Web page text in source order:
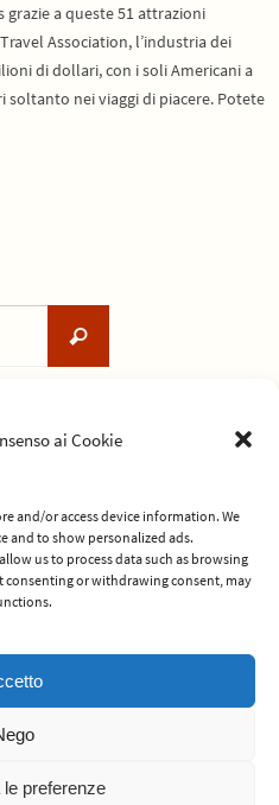
ai Cookie
and/or access device information. We
and to show personalized ads.
us to process data such as browsing
consenting or withdrawing consent, may
preferenze
grazie a queste 51 attrazioni
Association, l’industria dei
di dollari, con i soli Americani a
nei viaggi di piacere. Potete
Cerca
Americhiamo:
diritti riservati -